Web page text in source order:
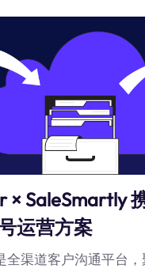
× SaleSmartly
运营方案
全渠道客户沟通平台